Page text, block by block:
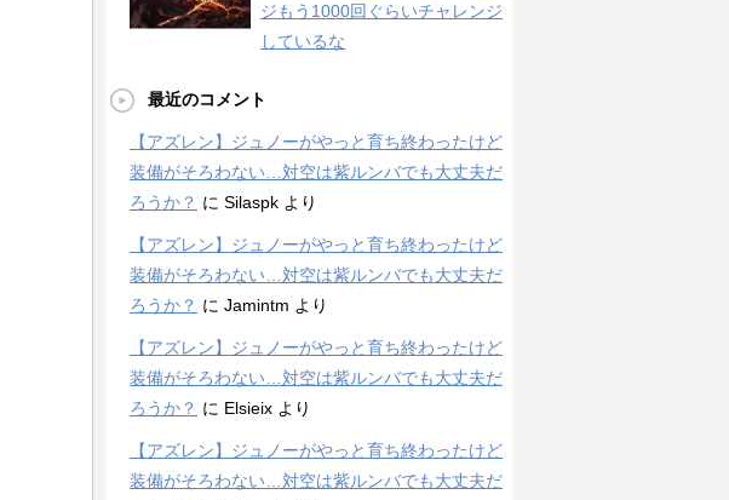
ジもう1000回ぐらいチャレンジ
しているな
最近のコメント
【アズレン】ジュノーがやっと育ち終わったけど
装備がそろわない…対空は紫ルンバでも大丈夫だ
ろうか？ に Silaspk より
【アズレン】ジュノーがやっと育ち終わったけど
装備がそろわない…対空は紫ルンバでも大丈夫だ
ろうか？ に Jamintm より
【アズレン】ジュノーがやっと育ち終わったけど
装備がそろわない…対空は紫ルンバでも大丈夫だ
ろうか？ に Elsieix より
【アズレン】ジュノーがやっと育ち終わったけど
装備がそろわない…対空は紫ルンバでも大丈夫だ